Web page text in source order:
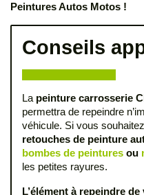
Peintures Autos Motos !
Conseils
La peinture carrosserie
permettra de repeindre
véhicule. Si vous
retouches de peinture
bombes de peintures ou
les petites rayures.
L’élément à repeindre